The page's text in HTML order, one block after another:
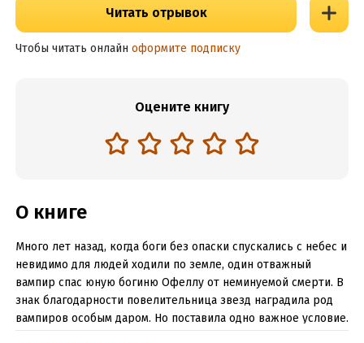
Читать отрывок
Чтобы читать онлайн оформите подписку
Оцените книгу
О книге
Много лет назад, когда боги без опаски спускались с небес и
невидимо для людей ходили по земле, один отважный
вампир спас юную богиню Офеллу от неминуемой смерти. В
знак благодарности повелительница звезд наградила род
вампиров особым даром. Но поставила одно важное условие.